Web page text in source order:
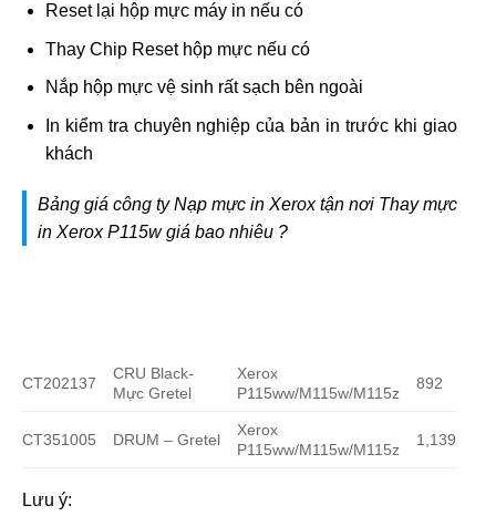
Reset lại hộp mực máy in nếu có
Thay Chip Reset hộp mực nếu có
Nắp hộp mực vệ sinh rất sạch bên ngoài
In kiểm tra chuyên nghiệp của bản in trước khi giao
khách
Bảng giá công ty Nạp mực in Xerox tận nơi Thay mực
in Xerox P115w giá bao nhiêu ?
CT202137
CRU Black-
Mực Gretel
Xerox
P115ww/M115w/M115z
892
CT351005 DRUM – Gretel
Xerox
P115ww/M115w/M115z
1,139
Lưu ý: